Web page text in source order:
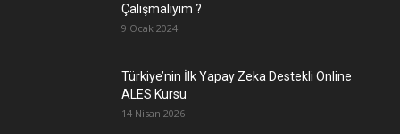
Çalışmalıyım ?
9 Ocak 2024
Türkiye’nin İlk Yapay Zeka Destekli Online
ALES Kursu
14 Nisan 2026